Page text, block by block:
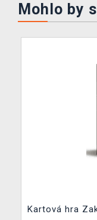
Mohlo by
Kartová hra